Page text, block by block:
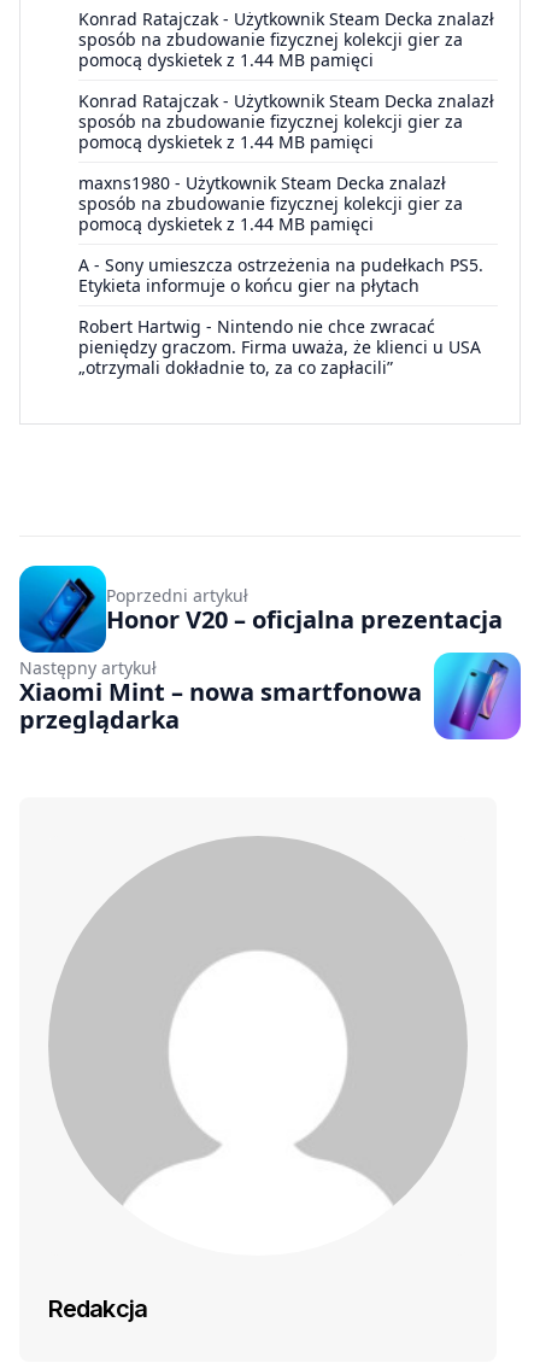
Konrad Ratajczak - Użytkownik Steam Decka znalazł
sposób na zbudowanie fizycznej kolekcji gier za
pomocą dyskietek z 1.44 MB pamięci
Konrad Ratajczak - Użytkownik Steam Decka znalazł
sposób na zbudowanie fizycznej kolekcji gier za
pomocą dyskietek z 1.44 MB pamięci
maxns1980 - Użytkownik Steam Decka znalazł
sposób na zbudowanie fizycznej kolekcji gier za
pomocą dyskietek z 1.44 MB pamięci
A - Sony umieszcza ostrzeżenia na pudełkach PS5.
Etykieta informuje o końcu gier na płytach
Robert Hartwig - Nintendo nie chce zwracać
pieniędzy graczom. Firma uważa, że klienci u USA
„otrzymali dokładnie to, za co zapłacili”
Poprzedni artykuł
Honor V20 – oficjalna prezentacja
Następny artykuł
Xiaomi Mint – nowa smartfonowa
przeglądarka
Redakcja